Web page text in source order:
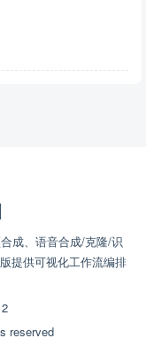
成、语音合成/克隆/识
提供可视化工作流编排
reserved